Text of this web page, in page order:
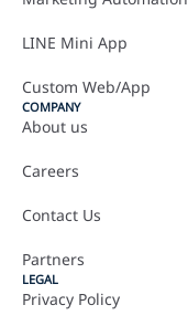
LINE Mini App
Custom Web/App
COMPANY
About us
Careers
Contact Us
Partners
LEGAL
Privacy Policy